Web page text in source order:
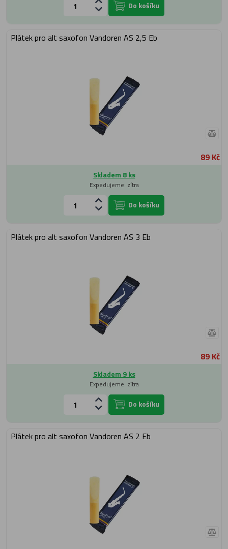
Do košíku
Plátek pro alt saxofon Vandoren AS 2,5 Eb
89 Kč
Skladem 8 ks
Expedujeme: zítra
Do košíku
Plátek pro alt saxofon Vandoren AS 3 Eb
89 Kč
Skladem 9 ks
Expedujeme: zítra
Do košíku
Plátek pro alt saxofon Vandoren AS 2 Eb